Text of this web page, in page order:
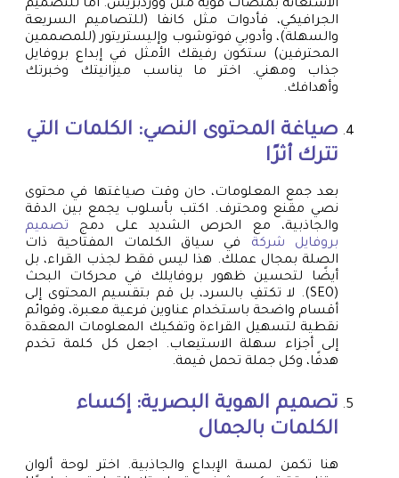
الاستعانة بمنصات قوية مثل ووردبريس. أما للتصميم
الجرافيكي، فأدوات مثل كانفا (للتصاميم السريعة
والسهلة)، وأدوبي فوتوشوب وإليستريتور (للمصممين
المحترفين) ستكون رفيقك الأمثل في إبداع بروفايل
جذاب ومهني. اختر ما يناسب ميزانيتك وخبرتك
وأهدافك.
صياغة المحتوى النصي: الكلمات التي
تترك أثرًا
بعد جمع المعلومات، حان وقت صياغتها في محتوى
نصي مقنع ومحترف. اكتب بأسلوب يجمع بين الدقة
والجاذبية، مع الحرص الشديد على دمج تصميم
بروفايل شركة في سياق الكلمات المفتاحية ذات
الصلة بمجال عملك. هذا ليس فقط لجذب القراء، بل
أيضًا لتحسين ظهور بروفايلك في محركات البحث
(SEO). لا تكتفِ بالسرد، بل قم بتقسيم المحتوى إلى
أقسام واضحة باستخدام عناوين فرعية معبرة، وقوائم
نقطية لتسهيل القراءة وتفكيك المعلومات المعقدة
إلى أجزاء سهلة الاستيعاب. اجعل كل كلمة تخدم
هدفًا، وكل جملة تحمل قيمة.
تصميم الهوية البصرية: إكساء
الكلمات بالجمال
هنا تكمن لمسة الإبداع والجاذبية. اختر لوحة ألوان